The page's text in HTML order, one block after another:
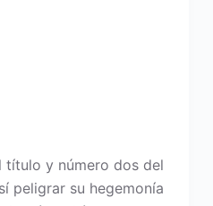
título y número dos del
peligrar su hegemonía